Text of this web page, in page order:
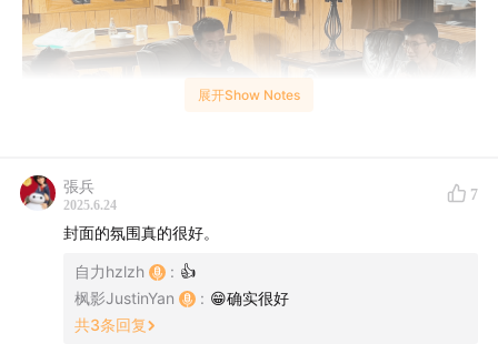
展开Show Notes
張兵
2025.6.24
7
封面的氛围真的很好。
自力hzlzh : 👍
枫影JustinYan
: 😁确实很好
共3条回复